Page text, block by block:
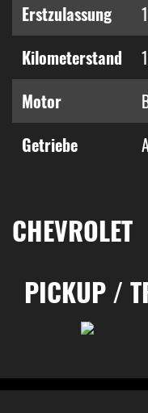
Erstzulassung
Kilometerstand
Motor
Getriebe
CHEVROLET
PICKUP /